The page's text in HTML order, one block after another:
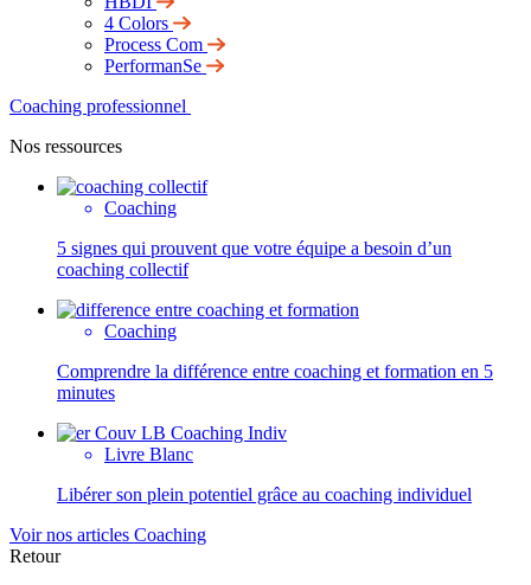
4 Colors
Process Com
PerformanSe
Coaching professionnel
Nos ressources
Coaching
5 signes qui prouvent que votre équipe a besoin d’un
coaching collectif
Coaching
Comprendre la différence entre coaching et formation en 5
minutes
Livre Blanc
Libérer son plein potentiel grâce au coaching individuel
Voir nos articles Coaching
Retour